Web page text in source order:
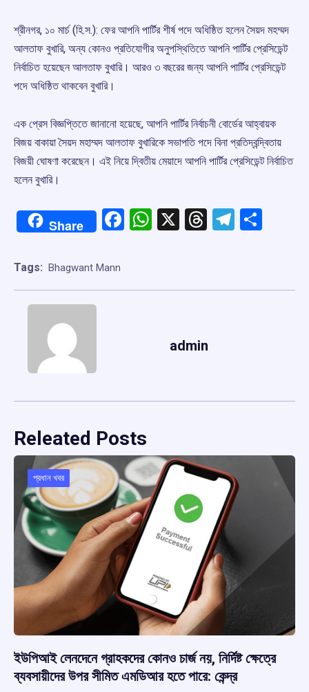
শ্রীনগর, ১০ মার্চ (হি.স.): ফের আপনি পার্টির শীর্ষ পদে অধিষ্ঠিত হলেন সৈয়দ মহম্মদ
আলতাফ বুখারি, অন্য কোনও প্রতিযোগীর অনুপস্থিতিতে আপনি পার্টির প্রেসিডেন্ট
নির্বাচিত হয়েছেন আলতাফ বুখারি। আরও ৩ বছরের জন্য আপনি পার্টির প্রেসিডেন্ট
পদে অধিষ্ঠিত থাকবেন বুখারি।
এক প্রেস বিজ্ঞপ্তিতে জানানো হয়েছে, আপনি পার্টির নির্বাচনী বোর্ডের আহ্বায়ক
বিজয় বাকায়া সৈয়দ মহাম্মদ আলতাফ বুখারিকে সভাপতি পদে বিনা প্রতিদ্বন্দ্বিতায়
বিজয়ী ঘোষণা করেছেন। এই নিয়ে দ্বিতীয় মেয়াদে আপনি পার্টির প্রেসিডেন্ট নির্বাচিত
হলেন বুখারি।
Share Facebook
WhatsApp
X Threads
Tags: Bhagwant Mann
admin
Releated Posts
প্রধান খবর
ইউপিআই লেনদেনে গ্রাহকদের কোনও চার্জ নয়, নির্দিষ্ট ক্ষেত্রে
ব্যবসায়ীদের উপর সীমিত এমডিআর হতে পারে: কেন্দ্র